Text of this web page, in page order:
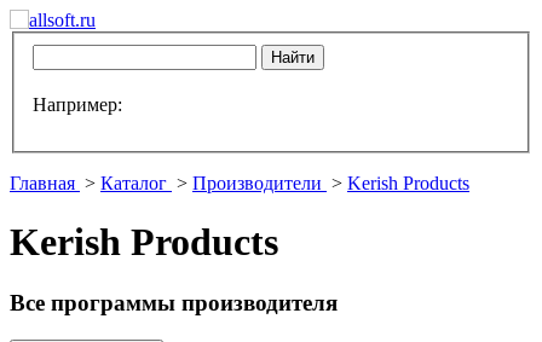
Например:
Главная > Каталог > Производители > Kerish Products
Kerish Products
Все программы производителя